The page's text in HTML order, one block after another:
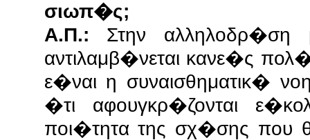
σιωπ�ς;
Α.Π.: Στην
αντιλαμβ�νεται κανε�ς
ε�ναι η συναισθηματικ�
�τι αφουγκρ�ζονται
ποι�τητα της σχ�σης που